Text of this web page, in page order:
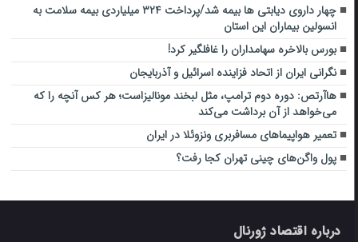
چهار داروی دیابتی ها بیمه شد/پرداخت ۳۲۴ میلیاردی بیمه سلامت به
انسولین بیماران این استان
بورس بالاخره سهامداران را غافلگیر کرد!
نگرانی ایران از اتحاد فزاینده اسرائیل و آذربایجان
هاآرتص: دوره دوم ترامپ، مثل لبخند مونالیزاست؛ هر کس آنچه را که
می‌خواهد از آن برداشت می‌کند
تعمیر هواپیماهای مسافربری ونزوئلا در ایران
پول واگن‌های چینی تهران کجا رفت؟
درباره اقتصاد ژورنال